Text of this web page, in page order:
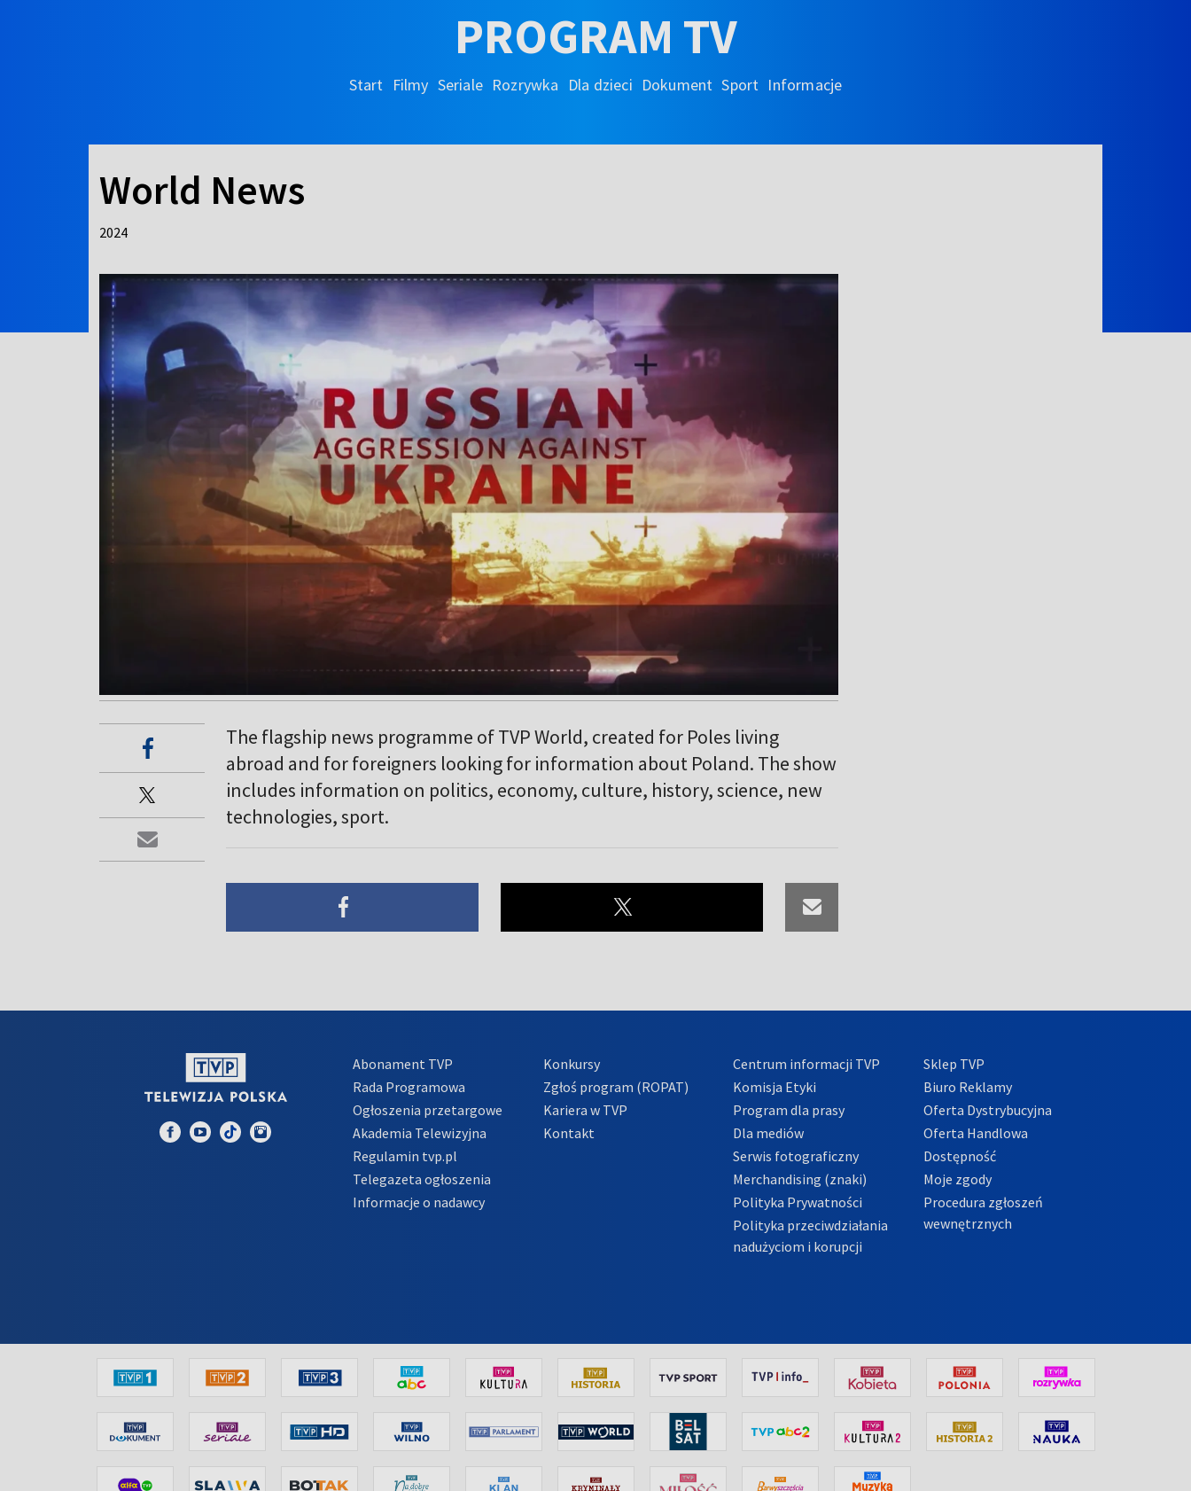
PROGRAM TV
Start Filmy Seriale Rozrywka Dla dzieci Dokument Sport Informacje
World News
2024
The flagship news programme of TVP World, created for Poles living
abroad and for foreigners looking for information about Poland. The show
includes information on politics, economy, culture, history, science, new
technologies, sport.
Abonament TVP
Rada Programowa
Ogłoszenia przetargowe
Akademia Telewizyjna
Regulamin tvp.pl
Telegazeta ogłoszenia
Informacje o nadawcy
Konkursy
Zgłoś program (ROPAT)
Kariera w TVP
Kontakt
Centrum informacji TVP
Komisja Etyki
Program dla prasy
Dla mediów
Serwis fotograficzny
Merchandising (znaki)
Polityka Prywatności
Polityka przeciwdziałania
nadużyciom i korupcji
Sklep TVP
Biuro Reklamy
Oferta Dystrybucyjna
Oferta Handlowa
Dostępność
Moje zgody
Procedura zgłoszeń
wewnętrznych